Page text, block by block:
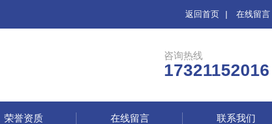
返回首页 | 在线留言
咨询热线
17321152016
荣誉资质 在线留言 联系我们